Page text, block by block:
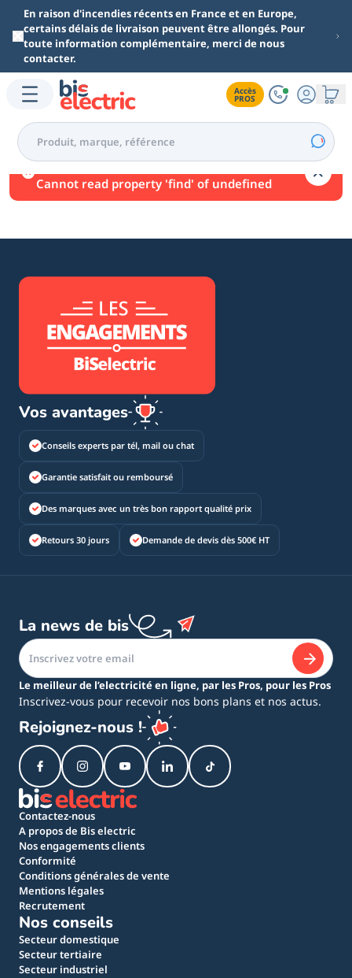
Aller au contenu principal
En raison d'incendies récents en France et en Europe,
certains délais de livraison peuvent être allongés. Pour
toute information complémentaire, merci de nous
contacter.
Accès
PROS
Une erreur est survenue.
Cannot read property 'find' of undefined
Vos avantages
Conseils experts par tél, mail ou chat
Garantie satisfait ou remboursé
Des marques avec un très bon rapport qualité prix
Retours 30 jours Demande de devis dès 500€ HT
La news de bis
Le meilleur de l’electricité en ligne, par les Pros, pour les Pros
Inscrivez-vous pour recevoir nos bons plans et nos actus.
Rejoignez-nous !
Contactez-nous
A propos de Bis electric
Nos engagements clients
Conformité
Conditions générales de vente
Mentions légales
Recrutement
Nos conseils
Secteur domestique
Secteur tertiaire
Secteur industriel